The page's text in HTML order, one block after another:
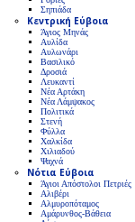
Σηπιάδα
Κεντρική Εύβοια
Άγιος Μηνάς
Αυλίδα
Αυλωνάρι
Βασιλικό
Δροσιά
Λευκαντί
Νέα Αρτάκη
Νέα Λάμψακος
Πολιτικά
Στενή
Φύλλα
Χαλκίδα
Χιλιαδού
Ψαχνά
Νότια Εύβοια
Άγιοι Απόστολοι Πετριές
Αλιβέρι
Αλμυροπόταμος
Αμάρυνθος-Βάθεια